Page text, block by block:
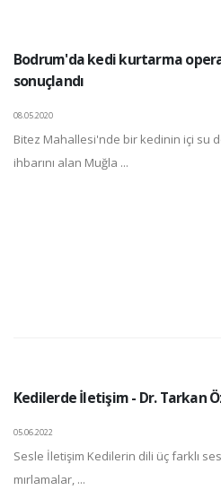
Bodrum'da kedi kurtarma
sonuçlandı
08.05.2020
Bitez Mahallesi'nde bir kedinin içi su
ihbarını alan Muğla ...
Kedilerde İletişim - Dr. Tarkan
05.06.2022
Sesle İletişim Kedilerin dili üç farklı
mırlamalar, ...